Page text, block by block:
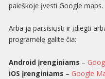
paieškoje įvesti Google maps.
Arba ją parsisiųsti ir įdiegti
programėlę galite čia:
Android įrenginiams –
iOS įrenginiams – Google